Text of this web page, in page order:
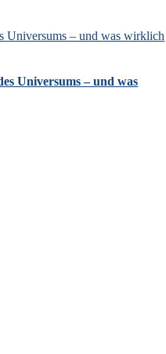
Universums – und was wirklich
Universums – und was